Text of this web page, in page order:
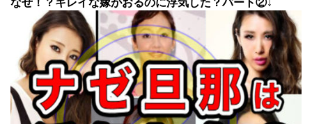
なぜ！？キレイな嫁がおるのに浮気した？パート②↓